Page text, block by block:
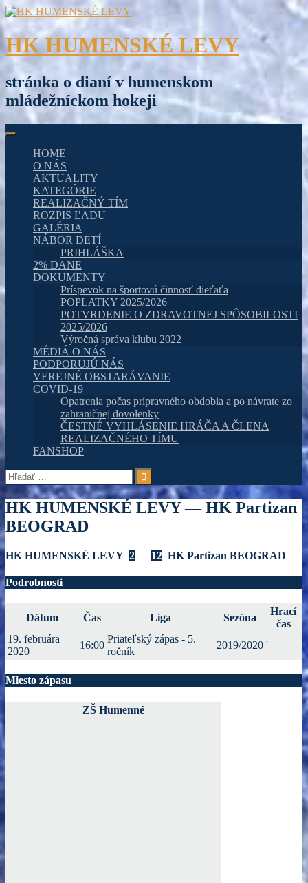
Skip
to
content
HK HUMENSKÉ LEVY
stránka o dianí v humenskom
mládežníckom hokeji
HOME
O NÁS
AKTUALITY
KATEGÓRIE
REALIZAČNÝ TÍM
ROZPIS ĽADU
GALÉRIA
NÁBOR DETÍ
PRIHLÁŠKA
2% DANE
DOKUMENTY
Príspevok na športovú činnosť dieťaťa
POPLATKY 2025/2026
POTVRDENIE O ZDRAVOTNEJ SPÔSOBILOSTI
2025/2026
Výročná správa klubu 2022
MÉDIÁ O NÁS
PODPORUJÚ NÁS
VEREJNÉ OBSTARÁVANIE
COVID-19
Opatrenia počas prípravného obdobia a po návrate zo
zahraničnej dovolenky
ČESTNÉ VYHLÁSENIE HRÁČA A ČLENA
REALIZAČNÉHO TÍMU
FANSHOP
Hľadať:
HK HUMENSKÉ LEVY — HK Partizan
BEOGRAD
HK HUMENSKÉ LEVY 2 — 12 HK Partizan BEOGRAD
Podrobnosti
Dátum Čas Liga Sezóna
Hrací
čas
19. februára
2020
16:00
Priateľský zápas - 5.
ročník
2019/2020 '
Miesto zápasu
ZŠ Humenné